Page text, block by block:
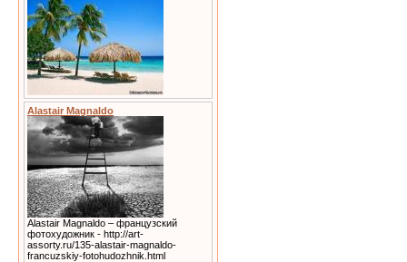
Alastair Magnaldo
Alastair Magnaldo – французский
фотохудожник - http://art-
assorty.ru/135-alastair-magnaldo-
francuzskiy-fotohudozhnik.html